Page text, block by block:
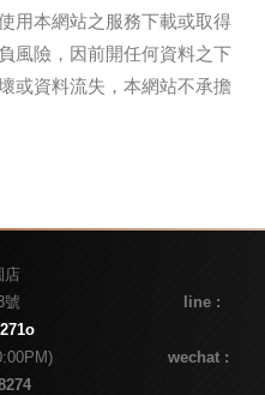
用本網站之服務下載或取得
風險，因前開任何資料之下
或資料流失，本網站不承擔
店
路三段183號 line :
~ 20:00PM) wechat :